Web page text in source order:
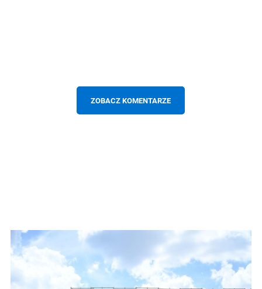
ZOBACZ KOMENTARZE